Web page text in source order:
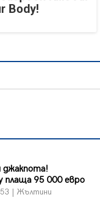
Body!
джакпота!
плаща 95 000 евро
| Жълтини